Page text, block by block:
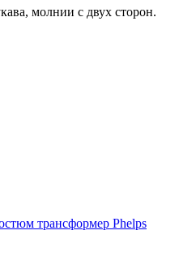
молнии с двух сторон.
трансформер Phelps